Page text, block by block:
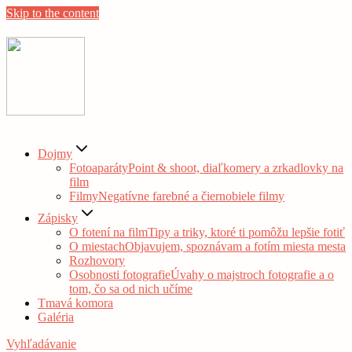
Skip to the content
Dojmy
FotoaparátyPoint & shoot, diaľkomery a zrkadlovky na
film
FilmyNegatívne farebné a čiernobiele filmy
Zápisky
O fotení na filmTipy a triky, ktoré ti pomôžu lepšie fotiť
O miestachObjavujem, spoznávam a fotím miesta mesta
Rozhovory
Osobnosti fotografieÚvahy o majstroch fotografie a o
tom, čo sa od nich učíme
Tmavá komora
Galéria
Vyhľadávanie